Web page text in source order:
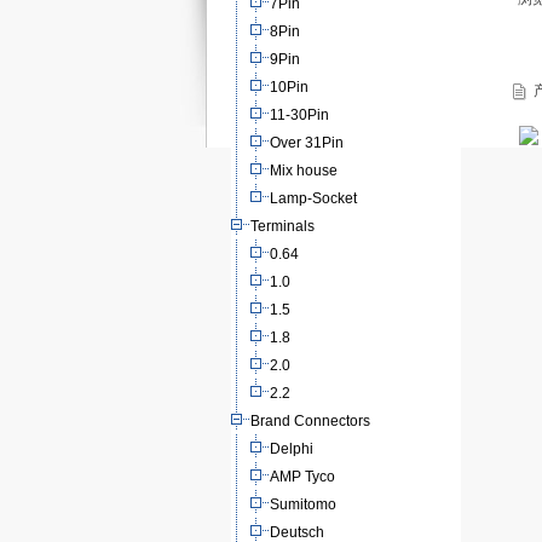
7Pin
8Pin
9Pin
10Pin
11-30Pin
Over 31Pin
Mix house
Lamp-Socket
Terminals
0.64
1.0
1.5
1.8
2.0
2.2
Brand Connectors
Delphi
AMP Tyco
Sumitomo
Deutsch